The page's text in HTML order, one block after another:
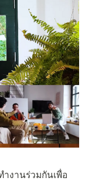
งานร่วมกันเพื่อ